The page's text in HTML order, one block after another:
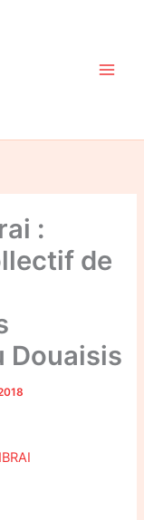
:
de
Douaisis